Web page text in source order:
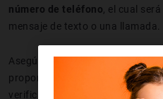
número de teléfono, el cual
mensaje de texto o una llamada.
Asegúrate de tener acceso al
proporcionas, ya que es esencial
verificación.